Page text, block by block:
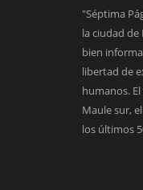
"Séptima
la ciudad
bien
libertad de
humanos.
Maule sur,
los últimos